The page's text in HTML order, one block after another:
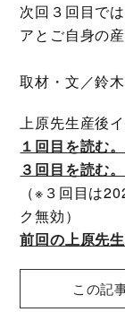
次回３回目で
アとご自身の
取材・文／鈴
上原先生産後
１回目を読む。
３回目を読む。
（※３回目は
ク無効）
前回の上原先
この記